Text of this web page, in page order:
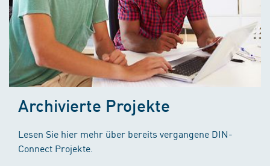
Archivierte Projekte
Lesen Sie hier mehr über bereits vergangene DIN-
Connect Projekte.